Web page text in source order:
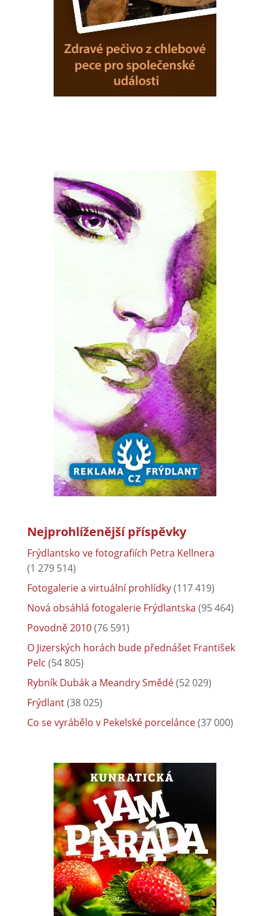
Nejprohlíženější příspěvky
Frýdlantsko ve fotografiích Petra Kellnera
(1 279 514)
Fotogalerie a virtuální prohlídky(117 419)
Nová obsáhlá fotogalerie Frýdlantska (95 464)
Povodně 2010(76 591)
O Jizerských horách bude přednášet František
Pelc (54 805)
Rybník Dubák a Meandry Smědé(52 029)
Frýdlant(38 025)
Co se vyrábělo v Pekelské porcelánce(37 000)